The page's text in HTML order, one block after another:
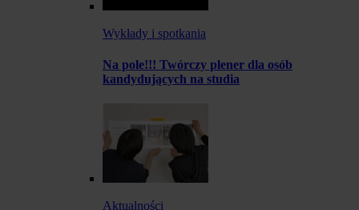
Wykłady i spotkania
Na pole!!! Twórczy plener dla osób
kandydujących na studia
Aktualności